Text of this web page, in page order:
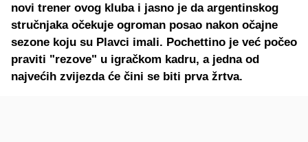
novi trener ovog kluba i jasno je da argentinskog
stručnjaka očekuje ogroman posao nakon očajne
sezone koju su Plavci imali. Pochettino je već počeo
praviti "rezove" u igračkom kadru, a jedna od
najvećih zvijezda će čini se biti prva žrtva.